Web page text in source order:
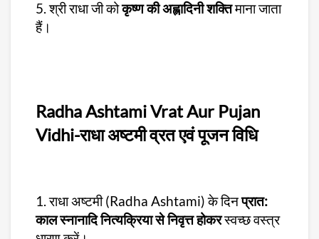
5. श्री राधा जी कोकृष्ण की अह्लादिनी शक्तिमाना जाता
हैं।
Radha Ashtami Vrat Aur Pujan
Vidhi-राधा अष्टमी व्रत एवं पूजन विधि
1. राधा अष्टमी (Radha Ashtami) के दिनप्रात:
काल स्नानादि नित्यक्रिया से निवृत्त होकरस्वच्छ वस्त्र